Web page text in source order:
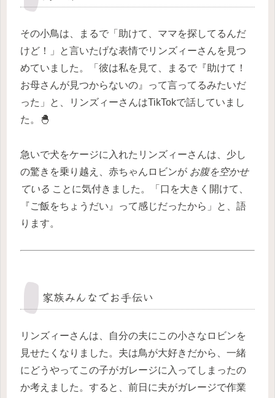
その小鳥は、まるで「助けて、ママを探してるんだ
けど！」と言いたげな表情でリンズィーさんを見つ
めていました。「彼は私を見て、まるで『助けて！
お母さんが見つからないの』って言ってるみたいだ
った」と、リンズィーさんはTikTokで話していまし
た。🐣
急いで犬をケージに入れたリンズィーさんは、少し
の驚きを乗り越え、赤ちゃんロビンが お腹を空かせ
ている ことに気付きました。「口を大きく開けて、
『ご飯をちょうだい』って感じだったから」と、語
ります。
家族みんなでお手伝い
リンズィーさんは、自分の夫にこの小さなロビンを
見せたくなりました。夫は鳥が大好きだから、一緒
にどうやってこの子がガレージに入ってしまったの
か考えました。すると、前日に夫がガレージで作業